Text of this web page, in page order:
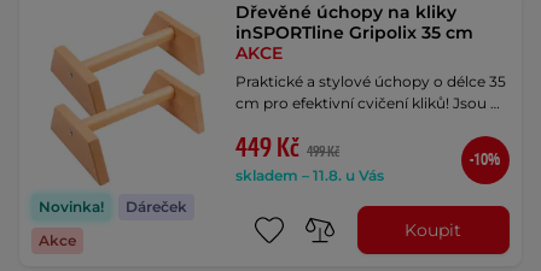
Novinka!
Dáreček
Akce
Dřevěné úchopy na kliky
inSPORTline Gripolix 35 cm
AKCE
Praktické a stylové úchopy o délce 35
cm pro efektivní cvičení kliků! Jsou …
449 Kč 499 Kč
skladem – 11.8. u Vás
-10%
Koupit